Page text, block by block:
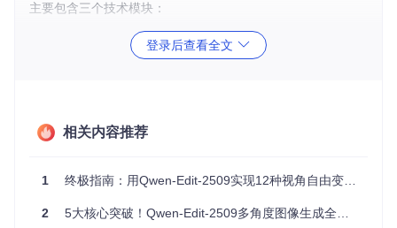
主要包含三个技术模块：
# 核心技术流程伪代码
transformed_scene =
# 3. 图像渲染与细节优化
登录后查看全文
相关内容推荐
1 终极指南：用Qwen-Edit-2509实现12种视角自由变换，让AI图像创作效率提升10倍
2 5大核心突破！Qwen-Edit-2509多角度图像生成全解析